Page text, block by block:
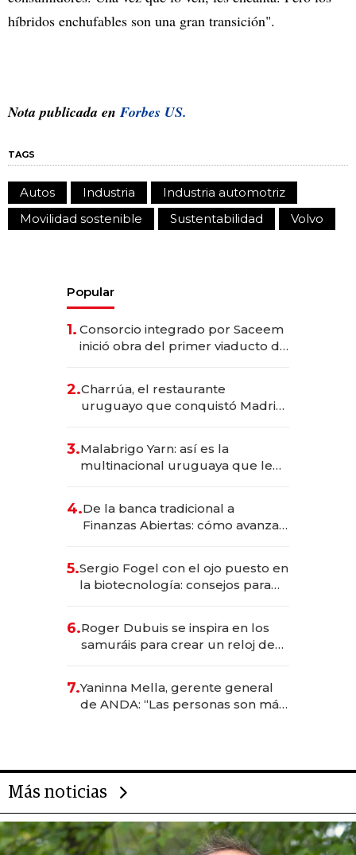
híbridos enchufables son una gran transición".
Nota publicada enForbes US.
TAGS
Autos Industria
Industria automotriz
Movilidad sostenible
Sustentabilidad Volvo
Popular
1. Consorcio integrado por Saceem
inició obra del primer viaducto de
millones
2.Charrúa, el restaurante
uruguayo que conquistó Madrid:
anticipación y prepara apertura
3.Malabrigo Yarn: así es la
multinacional uruguaya que le
4.De la banca tradicional a
Finanzas Abiertas: cómo avanza
5.Sergio Fogel con el ojo puesto en
la biotecnología: consejos para
6.Roger Dubuis se inspira en los
samuráis para crear un reloj de
7.Yaninna Mella, gerente general
de ANDA: “Las personas son más
Más noticias